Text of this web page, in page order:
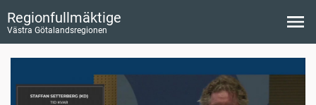
Regionfullmäktige
Västra Götalandsregionen